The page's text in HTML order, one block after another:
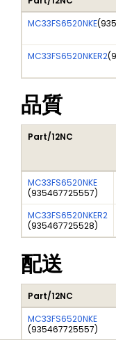
MC33FS6520NKE(
MC33FS6520NKER2(
品質
Part/12NC
MC33FS6520NKE
(935467725557)
MC33FS6520NKER2
(935467725528)
配送
Part/12NC
MC33FS6520NKE
(935467725557)